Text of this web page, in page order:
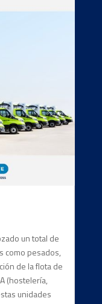
un total de
como pesados,
de la flota de
(hostelería,
unidades